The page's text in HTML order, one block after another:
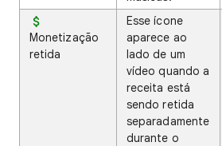
Monetização
retida
Esse ícone
aparece ao
lado de um
vídeo quando a
receita está
sendo retida
separadamente
durante o